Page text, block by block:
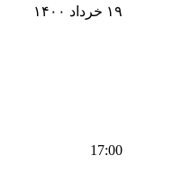
۱۹ خرداد ۱۴۰۰
17:00